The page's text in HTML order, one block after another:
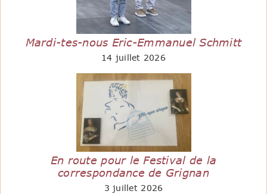
Mardi-tes-nous Eric-Emmanuel Schmitt
14 juillet 2026
En route pour le Festival de la
correspondance de Grignan
3 juillet 2026